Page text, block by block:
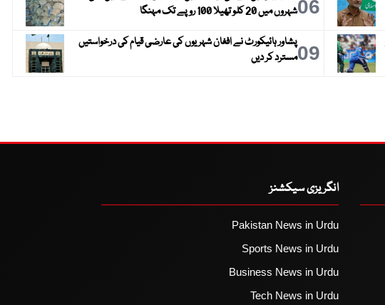
06شہروں میں 20 کلو تھیلا 100 روپے تک مہنگا
09پشاور ہائیکورٹ نے افغان شہریوں کی عارضی قیام کی درخواستیں
مسترد کر دیں
انگریزی سیکشنز
Pakistan News in Urdu
Sports News in Urdu
Business News in Urdu
Tech News in Urdu